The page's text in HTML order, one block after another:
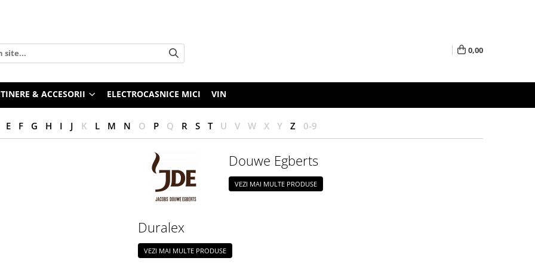
0,00
& ACCESORII ELECTROCASNICE MICI VIN
E F G H I J K L M N O P Q R S T U V W X Y Z 0-9
Douwe Egberts
VEZI MAI MULTE PRODUSE
Duralex
VEZI MAI MULTE PRODUSE